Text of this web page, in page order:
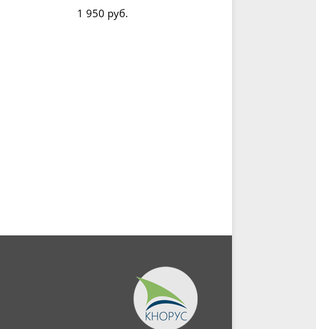
1 950 руб.